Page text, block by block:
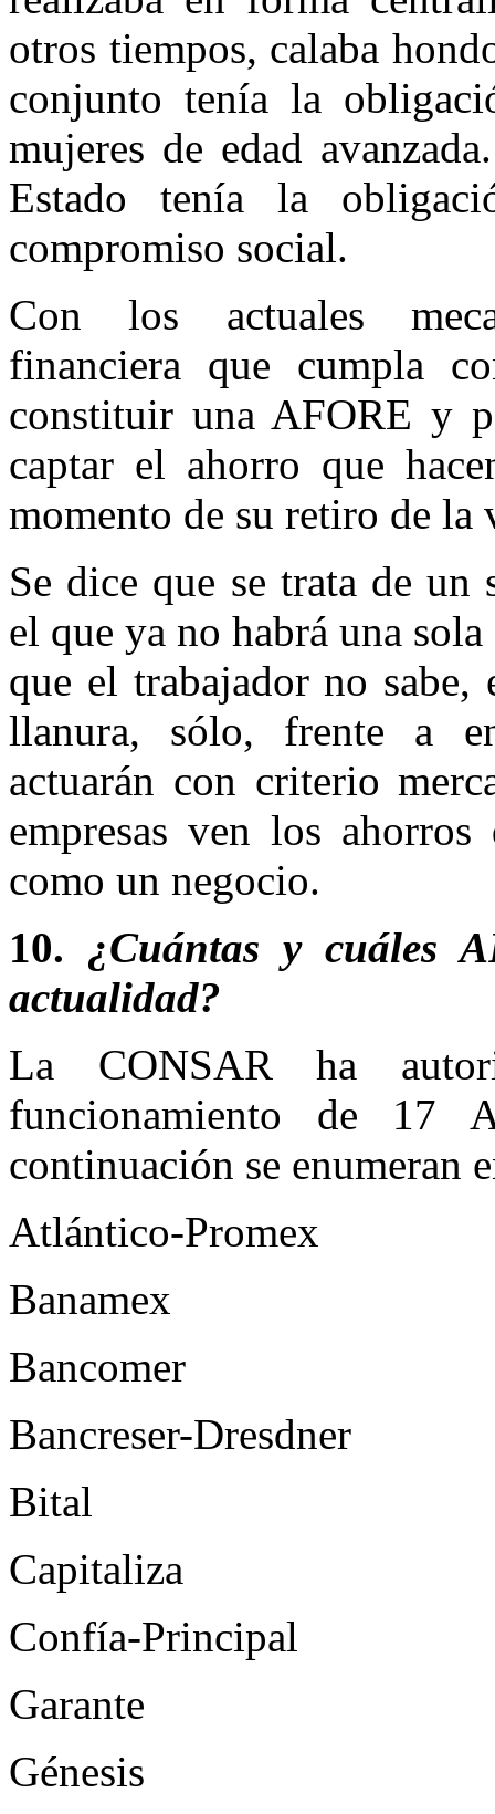
otros tiempos, calaba
conjunto tenía la
mujeres de edad
Estado tenía la
compromiso social.
Con los actuales
financiera que cumpla
constituir una AFORE y
captar el ahorro que
momento de su retiro de la
Se dice que se trata de
el que ya no habrá una
que el trabajador no sabe,
llanura, sólo, frente a
actuarán con criterio
empresas ven los
como un negocio.
10. ¿Cuántas y cuáles
actualidad?
La CONSAR ha
funcionamiento de 17
continuación se enumeran
Atlántico-Promex
Banamex
Bancomer
Bancreser-Dresdner
Bital
Capitaliza
Confía-Principal
Garante
Génesis